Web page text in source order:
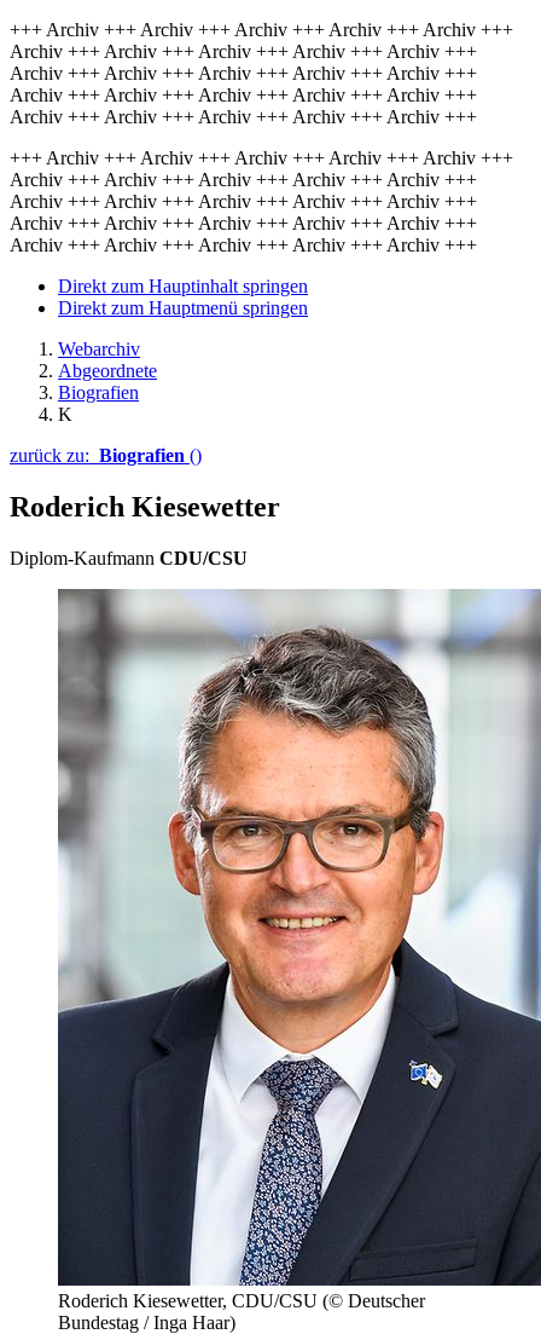
+++ Archiv +++ Archiv +++ Archiv +++ Archiv +++ Archiv +++
Archiv +++ Archiv +++ Archiv +++ Archiv +++ Archiv +++
Archiv +++ Archiv +++ Archiv +++ Archiv +++ Archiv +++
Archiv +++ Archiv +++ Archiv +++ Archiv +++ Archiv +++
Archiv +++ Archiv +++ Archiv +++ Archiv +++ Archiv +++
+++ Archiv +++ Archiv +++ Archiv +++ Archiv +++ Archiv +++
Archiv +++ Archiv +++ Archiv +++ Archiv +++ Archiv +++
Archiv +++ Archiv +++ Archiv +++ Archiv +++ Archiv +++
Archiv +++ Archiv +++ Archiv +++ Archiv +++ Archiv +++
Archiv +++ Archiv +++ Archiv +++ Archiv +++ Archiv +++
Direkt zum Hauptinhalt springen
Direkt zum Hauptmenü springen
Webarchiv
Abgeordnete
Biografien
K
zurück zu: Biografien ()
Roderich Kiesewetter
Diplom-Kaufmann CDU/CSU
Roderich Kiesewetter, CDU/CSU (© Deutscher
Bundestag / Inga Haar)